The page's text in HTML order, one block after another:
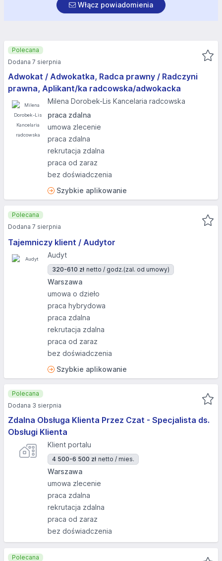
Włącz powiadomienia
Adwokat / Adwokatka, Radca prawny / Radczyni
prawna, Aplikant/ka radcowska/adwokacka
Milena Dorobek-Lis Kancelaria radcowska
praca zdalna
umowa zlecenie
praca zdalna
rekrutacja zdalna
praca od zaraz
bez doświadczenia
Szybkie aplikowanie
Polecana
Dodana 7 sierpnia
Tajemniczy klient / Audytor
Audyt
320-610 zł netto / godz.(zal. od umowy)
Warszawa
umowa o dzieło
praca hybrydowa
praca zdalna
rekrutacja zdalna
praca od zaraz
bez doświadczenia
Szybkie aplikowanie
Polecana
Dodana 7 sierpnia
Zdalna Obsługa Klienta Przez Czat - Specjalista ds.
Obsługi Klienta
Klient portalu
4 500-6 500 zł netto / mies.
Warszawa
umowa zlecenie
praca zdalna
rekrutacja zdalna
praca od zaraz
bez doświadczenia
Polecana
Dodana 3 sierpnia
Polecana